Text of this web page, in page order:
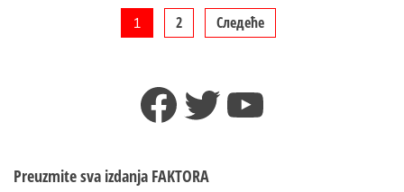
imaju
manje
ikad,
posebno
Пагинација
1 2 Следеће
Facebook
TwitterYouTube
Preuzmite sva izdanja FAKTORA